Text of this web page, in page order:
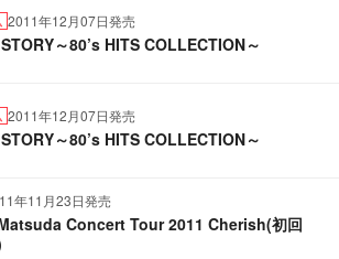
2011年12月07日発売
～80’s HITS COLLECTION～
2011年12月07日発売
～80’s HITS COLLECTION～
年11月23日発売
Concert Tour 2011 Cherish(初回